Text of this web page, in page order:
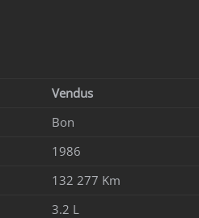
Vendus
Bon
1986
132 277 Km
3.2 L